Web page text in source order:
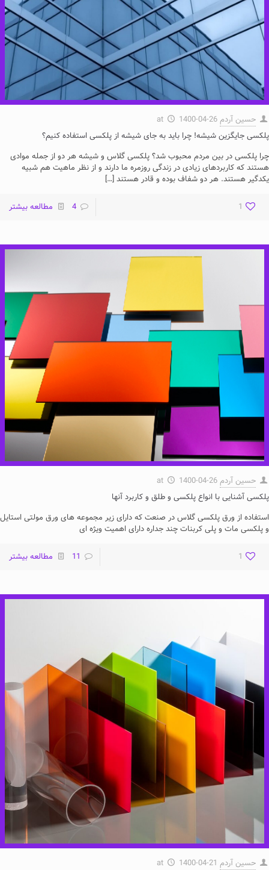
حسین آردم at
1400-04-26
پلکسی جایگزین شیشه! چرا باید به جای شیشه از پلکسی استفاده کنیم؟
چرا پلکسی در بین مردم محبوب شد؟ پلکسی گلاس و شیشه هر دو از جمله موادی
هستند که کاربردهای زیادی در زندگی روزمره ما دارند و از نظر ماهیت هم شبیه
یکدگیر هستند. هر دو شفاف بوده و قادر هستند[…]
1
4 مطالعه بیشتر
حسین آردم at
1400-04-26
پلکسی آشنایی با انواع پلکسی و طلق و کاربرد آنها
استفاده از ورق پلکسی گلاس در صنعت که دارای زیر مجموعه های ورق مولتی استایل
و پلکسی مات و پلی کربنات چند جداره دارای اهمیت ویژه ای
1
11 مطالعه بیشتر
حسین آردم at
1400-04-21